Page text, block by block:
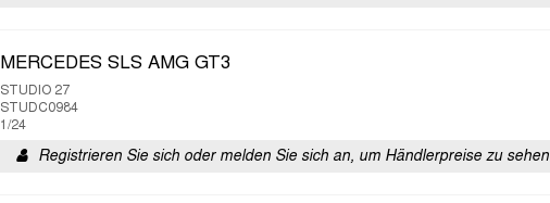
MERCEDES SLS AMG GT3
STUDIO 27
STUDC0984
1/24
Registrieren Sie sich oder melden Sie sich an, um Händlerpreise zu sehen